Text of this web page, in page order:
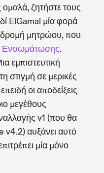
ζητήστε τους
ElGamal μία φορά
μητρώου, που
Ενσωμάτωσης.
εμπιστευτική
στιγμή σε μερικές
οι αποδείξεις
μεγέθους
v1 (που θα
v4.2) αυξάνει αυτό
μία μόνο